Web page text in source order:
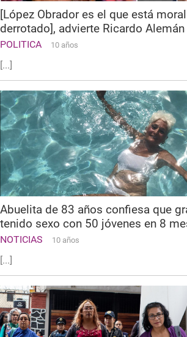
[López Obrador es el que está
derrotado], advierte Ricardo
POLITICA 10 años
[...]
Abuelita de 83 años confiesa que
tenido sexo con 50 jóvenes en 8
NOTICIAS 10 años
[...]